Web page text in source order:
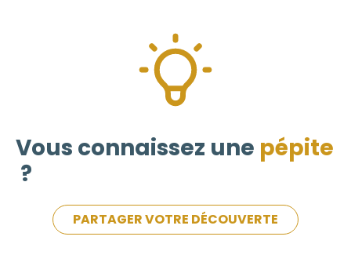
Vous connaissez une pépite
?
PARTAGER VOTRE DÉCOUVERTE